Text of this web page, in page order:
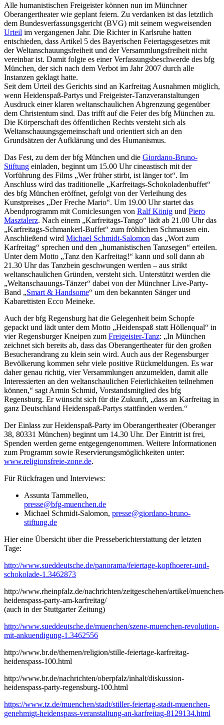
Alle humanistischen Freigeister können nun im Münchner
Oberangertheater wie geplant feiern. Zu verdanken ist das letztlich
dem Bundesverfassungsgericht (BVG) mit seinem wegweisenden
Urteil im vergangenen Jahr. Die Richter in Karlsruhe hatten
entschieden, dass Artikel 5 des Bayerischen Feiertagsgesetzes mit
der Weltanschauungsfreiheit und der Versammlungsfreiheit nicht
vereinbar ist. Damit folgte es einer Verfassungsbeschwerde des bfg
München, der sich nach dem Verbot im Jahr 2007 durch alle
Instanzen geklagt hatte.
Seit dem Urteil des Gerichts sind an Karfreitag Ausnahmen möglich,
wenn Heidenspaß-Partys und Freigeister-Tanzveranstaltungen
Ausdruck einer klaren weltanschaulichen Abgrenzung gegenüber
dem Christentum sind. Das trifft auf die Feier des bfg München zu.
Die Körperschaft des öffentlichen Rechts versteht sich als
Weltanschauungsgemeinschaft und orientiert sich an den
Grundsätzen der Aufklärung und des Humanismus.
Das Fest, zu dem der bfg München und die Giordano-Bruno-
Stiftung einladen, beginnt um 15.00 Uhr cineastisch mit der
Vorführung des Films „Wer früher stirbt, ist länger tot“. Im
Anschluss wird das traditionelle „Karfreitags-Schokoladenbuffet“
des bfg München eröffnet, gefolgt von der Verleihung des
Kunstpreises „Der Freche Mario“. Um 19.00 Uhr startet das
Abendprogramm mit Comiclesungen von Ralf König und Piero
Masztalerz. Nach einem „Karfreitags-Tango“ lädt ab 21.00 Uhr das
„Karfreitags-Schmankerl-Buffet“ zum fröhlichen Schmausen ein.
Anschließend wird Michael Schmidt-Salomon das „Wort zum
Karfreitag“ sprechen und den „humanistischen Tanzsegen“ erteilen.
Unter dem Motto „Tanz den Karfreitag!“ kann und soll dann ab
21.30 Uhr das Tanzbein geschwungen werden – aus strikt
weltanschaulichen Gründen, versteht sich. Unterstützt werden die
„Weltanschauungs-Tänzer“ dabei von der Münchner Live-Party-
Band „Smart & Handsome“ um den bekannten Sänger und
Kabarettisten Ecco Meineke.
Auch der bfg Regensburg hat die Gelegenheit beim Schopfe
gepackt und lädt unter dem Motto „Heidenspaß statt Höllenqual“ in
vier Regensburger Kneipen zum Freigeister-Tanz: „In München
zeichnet sich bereits ab, dass das Oberangertheater für den großen
Besucherandrang zu klein sein wird. Auch aus der Regensburger
Bevölkerung kommen sehr viele positive Rückmeldungen. Es war
daher genau richtig, vier Versammlungen anzumelden, damit alle
Interessierten an den weltanschaulichen Feierlichkeiten teilnehmen
können,“ sagt Armin Schmid, Vorstandsmitglied des bfg
Regensburg. Er wünscht sich für die Zukunft, „dass an Karfreitag in
ganz Deutschland Heidenspaß-Partys stattfinden werden.“
Der Einlass zur Heidenspaß-Party im Oberangertheater (Oberanger
38, 80331 München) beginnt um 14.30 Uhr. Der Eintritt ist frei,
Spenden werden gerne entgegengenommen. Weitere Informationen
zum Programm sowie Reservierungsmöglichkeiten unter:
www.religionsfreie-zone.de.
Für Rückfragen und Interviews:
Assunta Tammelleo,
presse@bfg-muenchen.de
Michael Schmidt-Salomon, presse@giordano-bruno-
stiftung.de
Hier eine Übersicht über die Presseberichterstattung der letzten
Tage:
http://www.sueddeutsche.de/panorama/feiertage-kopfhoerer-und-
schokolade-1.3462873
http://www.rheinpfalz.de/nachrichten/zeitgeschehen/artikel/
heidenspass-party-am-karfreitag/
(auch in der Stuttgarter Zeitung)
http://www.sueddeutsche.de/muenchen/szene-muenchen-revolution-
mit-ankuendigung-1.3462556
http://www.br.de/themen/religion/stille-feiertage-karfreitag-
heidenspass-100.html
http://www.br.de/nachrichten/oberpfalz/inhalt/diskussion-
heidenspass-party-regensburg-100.html
https://www.tz.de/muenchen/stadt/stiller-feiertag-stadt-muenchen-
genehmigt-heidenspass-veranstaltung-an-karfreitag-8129134.html